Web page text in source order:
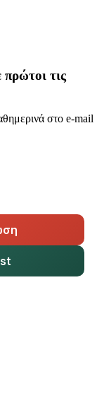
τις
στο e-mail